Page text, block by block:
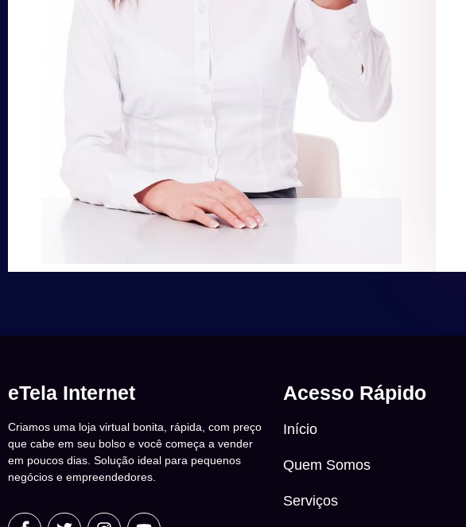
eTela Internet
Criamos uma loja virtual bonita, rápida, com preço
que cabe em seu bolso e você começa a vender
em poucos dias. Solução ideal para pequenos
negócios e empreendedores.
Acesso Rápido
Início
Quem Somos
Serviços